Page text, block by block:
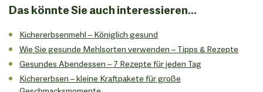
Das könnte Sie auch interessieren...
Kichererbsenmehl – Königlich gesund
Wie Sie gesunde Mehlsorten verwenden – Tipps & Rezepte
Gesundes Abendessen – 7 Rezepte für jeden Tag
Kichererbsen – kleine Kraftpakete für große